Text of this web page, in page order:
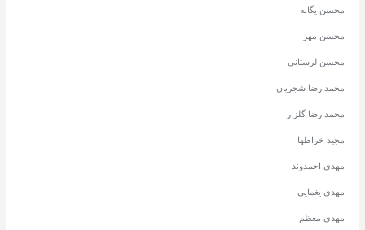
محسن یگانه
محسن مهر
محسن لرستانی
محمد رضا شجریان
محمد رضا گلزار
مجید خراطها
مهدی احمدوند
مهدی یغمایی
مهدی معظم